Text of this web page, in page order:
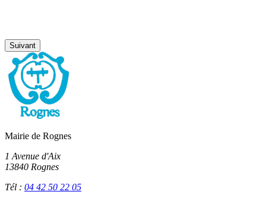
Suivant
Mairie de Rognes
1 Avenue d'Aix
13840 Rognes
Tél : 04 42 50 22 05